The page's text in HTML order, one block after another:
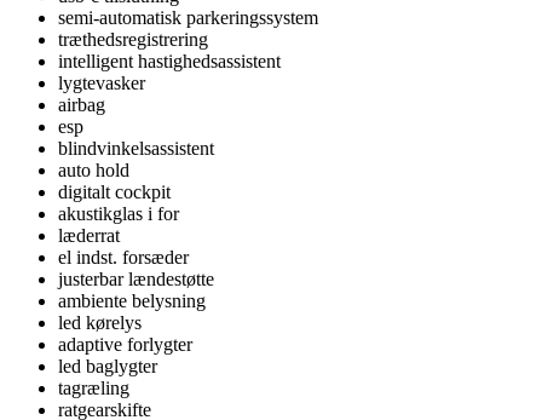
semi-automatisk parkeringssystem
træthedsregistrering
intelligent hastighedsassistent
lygtevasker
airbag
esp
blindvinkelsassistent
auto hold
digitalt cockpit
akustikglas i for
læderrat
el indst. forsæder
justerbar lændestøtte
ambiente belysning
led kørelys
adaptive forlygter
led baglygter
tagræling
ratgearskifte